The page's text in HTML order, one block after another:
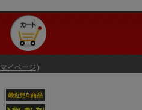
マイページ ）